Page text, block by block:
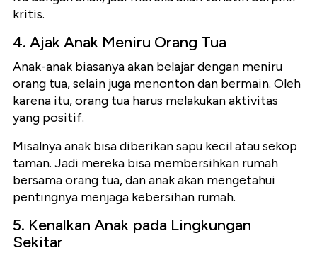
kritis.
4. Ajak Anak Meniru Orang Tua
Anak-anak biasanya akan belajar dengan meniru
orang tua, selain juga menonton dan bermain. Oleh
karena itu, orang tua harus melakukan aktivitas
yang positif.
Misalnya anak bisa diberikan sapu kecil atau sekop
taman. Jadi mereka bisa membersihkan rumah
bersama orang tua, dan anak akan mengetahui
pentingnya menjaga kebersihan rumah.
5. Kenalkan Anak pada Lingkungan
Sekitar